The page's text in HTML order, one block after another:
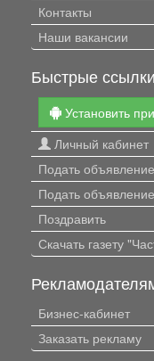
Контакты
Наши вакансии
Быстрые
Установить
Личный кабинет
Подать объявление
Подать
Поздравить
Скачать газету
Бизнес-кабинет
Заказать рекламу